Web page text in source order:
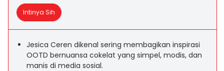
Intinya Sih
Jesica Ceren dikenal sering membagikan inspirasi
OOTD bernuansa cokelat yang simpel, modis, dan
manis di media sosial.